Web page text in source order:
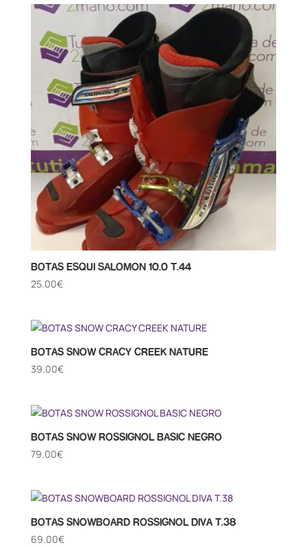
BOTAS ESQUI SALOMON 10.0 T.44
25.00€
BOTAS SNOW CRACY CREEK NATURE
39.00€
BOTAS SNOW ROSSIGNOL BASIC NEGRO
79.00€
BOTAS SNOWBOARD ROSSIGNOL DIVA T.38
69.00€